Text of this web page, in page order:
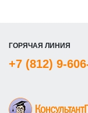
ГОРЯЧАЯ ЛИНИЯ
+7 (812) 9-